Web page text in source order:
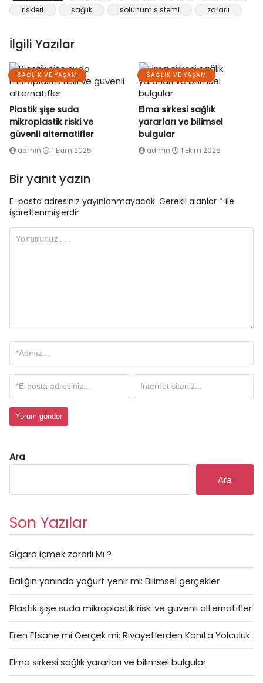
riskleri
sağlık solunum sistemi zararlı
İlgili Yazılar
SAĞLIK VE YAŞAM
Plastik şişe suda
mikroplastik riski ve
güvenli alternatifler
admin 1 Ekim 2025
SAĞLIK VE YAŞAM
Elma sirkesi sağlık
yararları ve bilimsel
bulgular
admin 1 Ekim 2025
Bir yanıt yazın
E-posta adresiniz yayınlanmayacak. Gerekli alanlar * ile
işaretlenmişlerdir
Ara
Ara
Son Yazılar
Sigara içmek zararlı Mı ?
Balığın yanında yoğurt yenir mi: Bilimsel gerçekler
Plastik şişe suda mikroplastik riski ve güvenli alternatifler
Eren Efsane mi Gerçek mi: Rivayetlerden Kanıta Yolculuk
Elma sirkesi sağlık yararları ve bilimsel bulgular